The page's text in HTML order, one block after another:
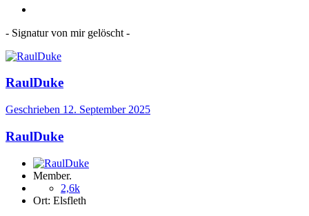
- Signatur von mir gelöscht -
RaulDuke
Geschrieben 12. September 2025
RaulDuke
Member.
2,6k
Ort: Elsfleth